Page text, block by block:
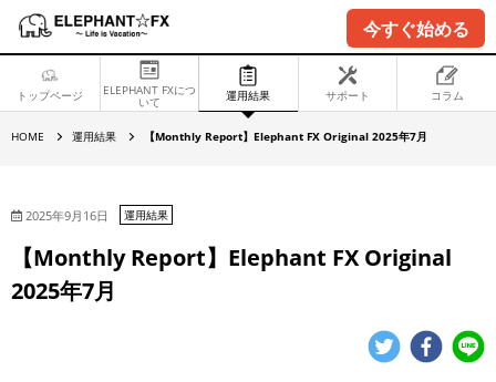
今すぐ始める
トップページ ELEPHANT FXにつ
いて 運用結果 サポート コラム
HOME
h
R
p
運用結果 【Monthly Report】Elephant FX Original 2025年7月
2025年9月16日 運用結果
【Monthly Report】Elephant FX Original
2025年7月